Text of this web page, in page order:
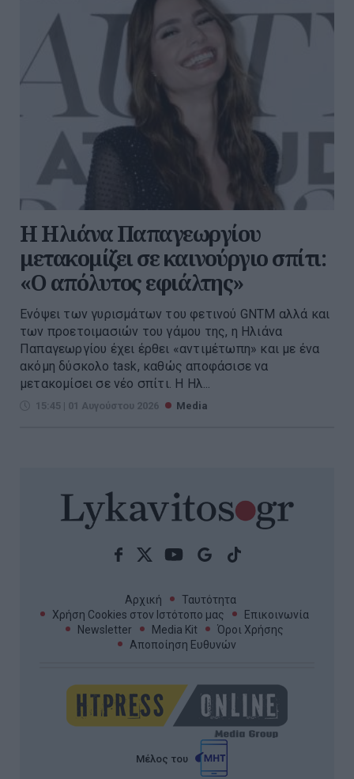
Η Ηλιάνα Παπαγεωργίου
μετακομίζει σε καινούργιο σπίτι:
«Ο απόλυτος εφιάλτης»
Ενόψει των γυρισμάτων του φετινού GNTM αλλά και
των προετοιμασιών του γάμου της, η Ηλιάνα
Παπαγεωργίου έχει έρθει «αντιμέτωπη» και με ένα
ακόμη δύσκολο task, καθώς αποφάσισε να
μετακομίσει σε νέο σπίτι. Η Ηλ...
15:45 | 01 Αυγούστου 2026 Media
Αρχική
Ταυτότητα
Χρήση Cookies στον Ιστότοπο μας
Επικοινωνία
Newsletter
Media Kit
Όροι Χρήσης
Αποποίηση Ευθυνών
Μέλος του